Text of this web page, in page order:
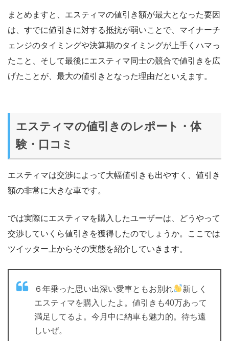
まとめますと、エスティマの値引き額が最大となった要因
は、すでに値引きに対する抵抗が弱いことで、マイナーチ
ェンジのタイミングや決算期のタイミングが上手くハマっ
たこと、そして最後にエスティマ同士の競合で値引きを広
げたことが、最大の値引きとなった理由だといえます。
エスティマの値引きのレポート・体
験・口コミ
エスティマは交渉によって大幅値引きも出やすく、値引き
額の非常に大きな車です。
では実際にエスティマを購入したユーザーは、どうやって
交渉していくら値引きを獲得したのでしょうか。ここでは
ツイッター上からその実態を紹介していきます。
６年乗った思い出深い愛車ともお別れ
新しく
エスティマを購入したよ。値引きも40万あって
満足してるよ。今月中に納車も魅力的。待ち遠
しいぜ。